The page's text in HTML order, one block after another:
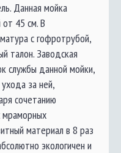
Данная мойка
45 см. В
с гофротрубой,
талон. Заводская
службы данной мойки,
за ней,
сочетанию
мраморных
материал в 8 раз
экологичен и